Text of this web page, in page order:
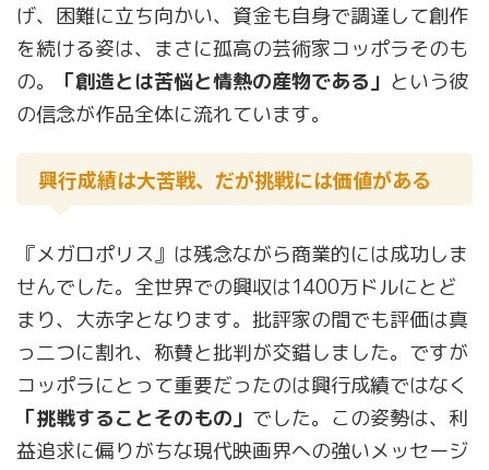
げ、困難に立ち向かい、資金も自身で調達して創作
を続ける姿は、まさに孤高の芸術家コッポラそのも
の。
「創造とは苦悩と情熱の産物である」 という彼
の信念が作品全体に流れています。
興行成績は大苦戦、だが挑戦には価値がある
『メガロポリス』は残念ながら商業的には成功しま
せんでした。全世界での興収は1400万ドルにとど
まり、大赤字となります。批評家の間でも評価は真
っ二つに割れ、称賛と批判が交錯しました。ですが
コッポラにとって重要だったのは興行成績ではなく
「挑戦することそのもの」 でした。この姿勢は、利
益追求に偏りがちな現代映画界への強いメッセージ